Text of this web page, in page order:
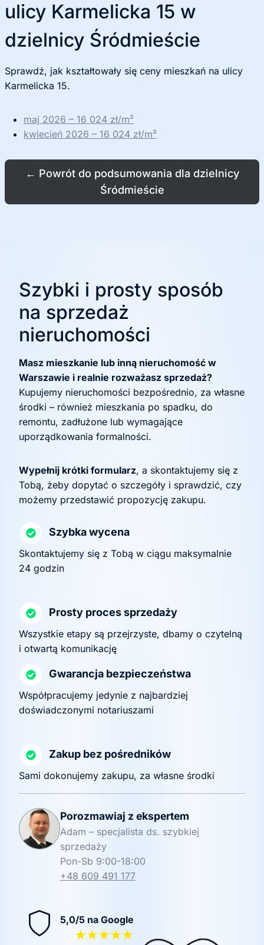
ulicy Karmelicka 15 w
dzielnicy Śródmieście
Sprawdź, jak kształtowały się ceny mieszkań na ulicy
Karmelicka 15.
maj 2026 – 16 024 zł/m²
kwiecień 2026 – 16 024 zł/m²
← Powrót do podsumowania dla dzielnicy
Śródmieście
Szybki i prosty sposób
na sprzedaż
nieruchomości
Masz mieszkanie lub inną nieruchomość w
Warszawie i realnie rozważasz sprzedaż?
Kupujemy nieruchomości bezpośrednio, za własne
środki – również mieszkania po spadku, do
remontu, zadłużone lub wymagające
uporządkowania formalności.
Wypełnij krótki formularz, a skontaktujemy się z
Tobą, żeby dopytać o szczegóły i sprawdzić, czy
możemy przedstawić propozycję zakupu.
Szybka wycena
Skontaktujemy się z Tobą w ciągu maksymalnie
24 godzin
Prosty proces sprzedaży
Wszystkie etapy są przejrzyste, dbamy o czytelną
i otwartą komunikację
Gwarancja bezpieczeństwa
Współpracujemy jedynie z najbardziej
doświadczonymi notariuszami
Zakup bez pośredników
Sami dokonujemy zakupu, za własne środki
Porozmawiaj z ekspertem
Adam – specjalista ds. szybkiej
sprzedaży
Pon-Sb 9:00-18:00
+48 609 491 177
5,0/5 na Google
★★★★★